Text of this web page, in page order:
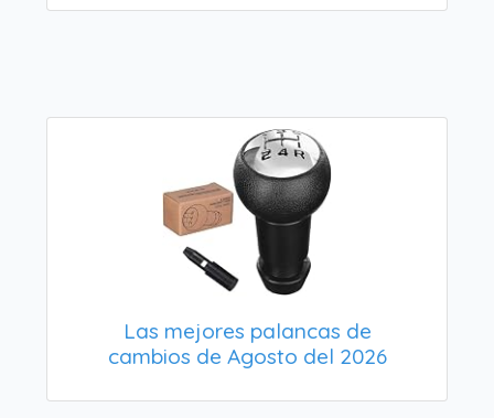
Las mejores palancas de
cambios de Agosto del 2026